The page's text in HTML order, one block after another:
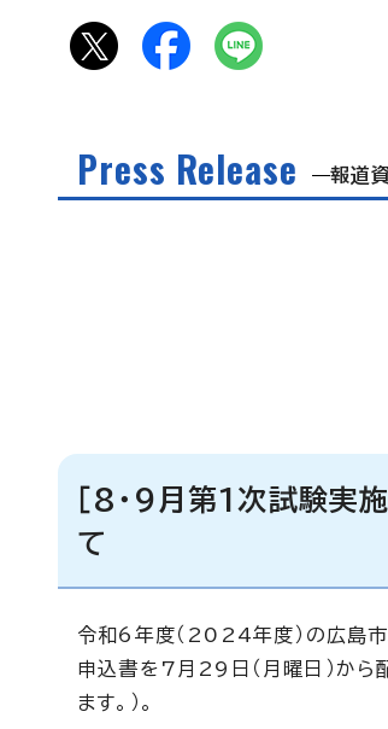
Press Release 報道
［8・9月第1次試験実
て
令和6年度（2024年度）の広島市
申込書を7月29日（月曜日）から
ます。）。